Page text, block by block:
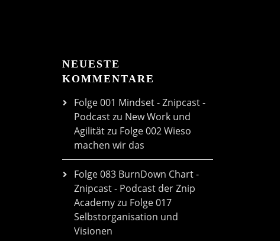
NEUESTE
KOMMENTARE
Folge 001 Mindset - Znipcast -
Podcast zu New Work und
Agilitätzu Folge 002 Wieso
machen wir das
Folge 083 BurnDown Chart -
Znipcast - Podcast der Znip
Academyzu Folge 017
Selbstorganisation und
Visionen